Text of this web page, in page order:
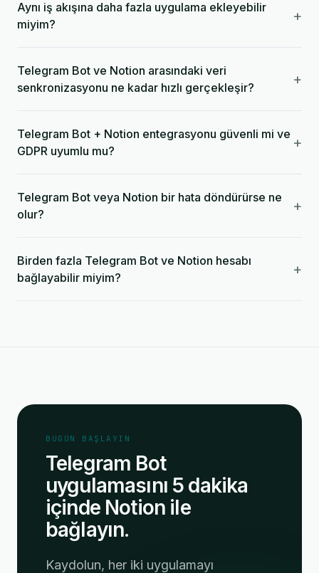
Aynı iş akışına daha fazla uygulama ekleyebilir
miyim?
+
Telegram Bot ve Notion arasındaki veri
senkronizasyonu ne kadar hızlı gerçekleşir?
+
Telegram Bot + Notion entegrasyonu güvenli mi ve
GDPR uyumlu mu?
+
Telegram Bot veya Notion bir hata döndürürse ne
olur?
+
Birden fazla Telegram Bot ve Notion hesabı
bağlayabilir miyim?
+
BUGÜN BAŞLAYIN
Telegram Bot
uygulamasını 5 dakika
içinde Notion ile
bağlayın.
Kaydolun, her iki uygulamayı